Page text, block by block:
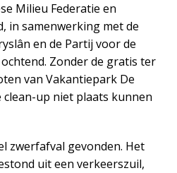
Milieu Federatie en
in samenwerking met de
en de Partij voor de
Zonder de gratis ter
van Vakantiepark De
clean-up niet plaats kunnen
zwerfafval gevonden. Het
uit een verkeerszuil,